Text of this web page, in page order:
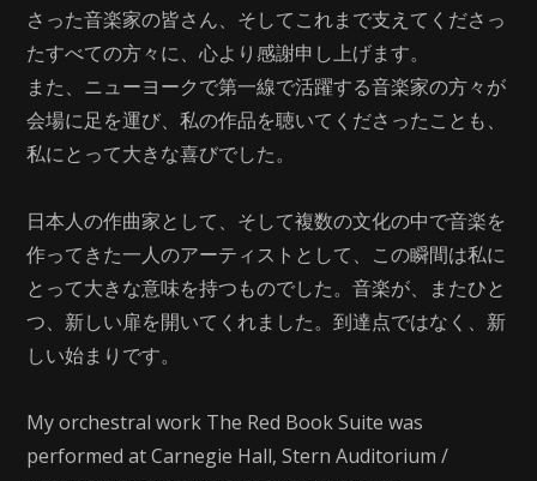
さった音楽家の皆さん、そしてこれまで支えてくださっ
たすべての方々に、心より感謝申し上げます。
また、ニューヨークで第一線で活躍する音楽家の方々が
会場に足を運び、私の作品を聴いてくださったことも、
私にとって大きな喜びでした。
日本人の作曲家として、そして複数の文化の中で音楽を
作ってきた一人のアーティストとして、この瞬間は私に
とって大きな意味を持つものでした。音楽が、またひと
つ、新しい扉を開いてくれました。到達点ではなく、新
しい始まりです。
My orchestral work The Red Book Suite was
performed at Carnegie Hall, Stern Auditorium /